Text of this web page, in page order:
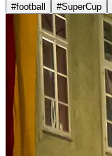
#football #SuperCup